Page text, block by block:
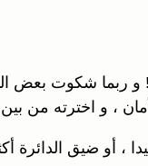
!! و ربما شكوت
، و اخترته من
أو ضيق الدائرة